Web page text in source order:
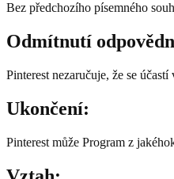
Bez předchozího písemného
Odmítnutí
Pinterest nezaručuje, že se
Ukončení:
Pinterest může Program z